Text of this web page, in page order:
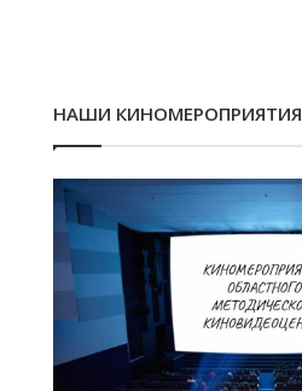
НАШИ КИНОМЕРОПРИЯТИЯ